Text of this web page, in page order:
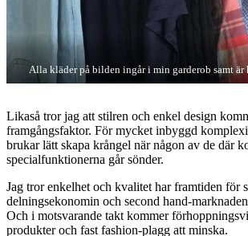
Alla kläder på bilden ingår i min garderob samt är
Likaså tror jag att stilren och enkel design
framgångsfaktor. För mycket inbyggd
brukar lätt skapa krångel när någon av de där
specialfunktionerna går sönder.
Jag tror enkelhet och kvalitet har framtiden för
delningsekonomin och second hand-
Och i motsvarande takt kommer
produkter och fast fashion-plagg att minska.